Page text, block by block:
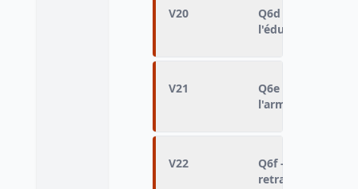
V20
Q6d - Dépenses
l'éducation
V21
Q6e - Dépenses
l'armée et la
V22
Q6f - Dépenses
retraites